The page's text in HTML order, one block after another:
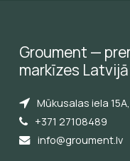
Groument —
markīzes Latvijā
Mūkusalas iela
+371 27108489
info@groument.lv